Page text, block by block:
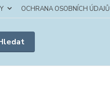
OCHRANA OSOBNÍCH ÚDAJŮ